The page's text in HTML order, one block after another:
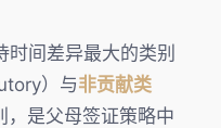
间差异最大的类别
）与非贡献类
是父母签证策略中